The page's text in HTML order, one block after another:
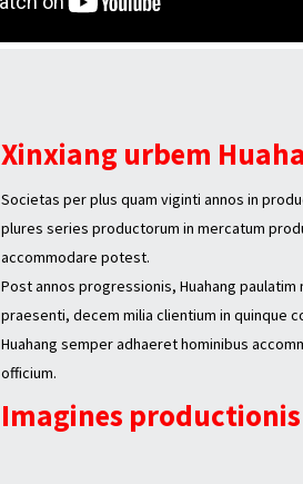
Xinxiang urbem
Societas per plus quam viginti annos in
plures series productorum in mercatum
accommodare potest.
Post annos progressionis, Huahang
praesenti, decem milia clientium in quinque
Huahang semper adhaeret hominibus
officium.
Imagines productionis